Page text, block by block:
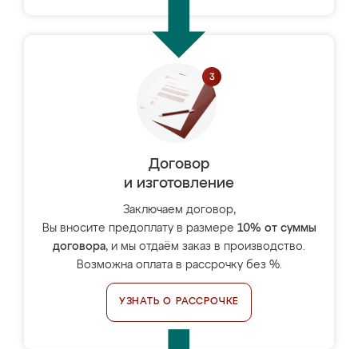
Договор
и изготовление
Заключаем договор,
Вы вносите предоплату в размере 10% от суммы
договора, и мы отдаём заказ в производство.
Возможна оплата в рассрочку без %.
УЗНАТЬ О РАССРОЧКЕ